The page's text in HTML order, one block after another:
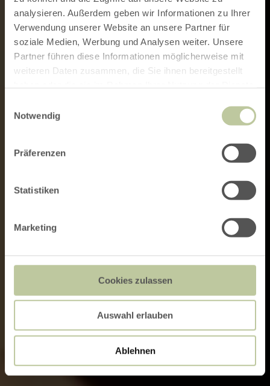
analysieren. Außerdem geben wir Informationen zu Ihrer
Verwendung unserer Website an unsere Partner für
soziale Medien, Werbung und Analysen weiter. Unsere
Partner führen diese Informationen möglicherweise mit
weiteren Daten zusammen, die Sie ihnen bereitgestellt
Notwendig
Präferenzen
Statistiken
Marketing
Cookies zulassen
Auswahl erlauben
Ablehnen